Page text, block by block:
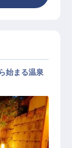
始まる温泉